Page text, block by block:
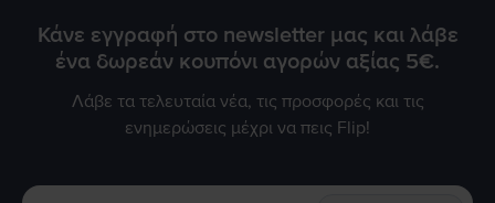
Κάνε εγγραφή στο newsletter μας και λάβε
ένα δωρεάν κουπόνι αγορών αξίας 5€.
Λάβε τα τελευταία νέα, τις προσφορές και τις
ενημερώσεις μέχρι να πεις Flip!